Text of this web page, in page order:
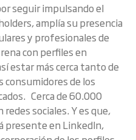
seguir impulsando el
amplía su presencia
y profesionales de
con perfiles en
estar más cerca tanto de
consumidores de los
Cerca de 60.000
redes sociales. Y es que,
presente en LinkedIn,